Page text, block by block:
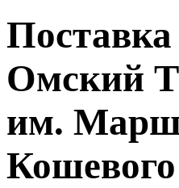
Омский
им.
Кошевого